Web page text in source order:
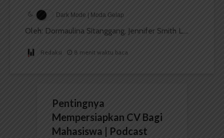
Dark Mode | Moda Gelap
Oleh: Dormaulina Sitanggang, Jennifer Smith L....
Redaksi 8 menit waktu baca
Pentingnya
Mempersiapkan CV Bagi
Mahasiswa | Podcast